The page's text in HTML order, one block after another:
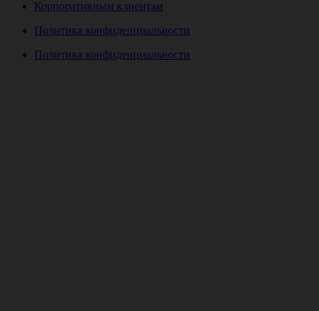
Корпоративным клиентам
Политика конфиденциальности
Политика конфиденциальности